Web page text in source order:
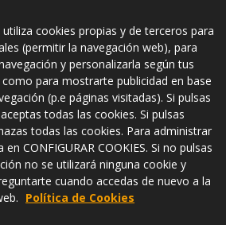
EXTRApara pagos con
utiliza cookies propias y de terceros para
(permitir la navegación web), para
y personalizarla según tus
para mostrarte publicidad en base
(p.e páginas visitadas). Si pulsas
aceptas todas las cookies. Si pulsas
todas las cookies. Para administrar
CONFIGURAR COOKIES. Si no pulsas
no se utilizará ninguna cookie y
cuando accedas de nuevo a la
Política de Cookies